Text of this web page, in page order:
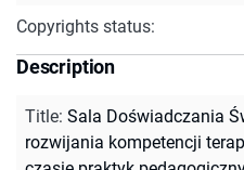
Copyrights status:
Description
Title: Sala Doświadczania
rozwijania kompetencji